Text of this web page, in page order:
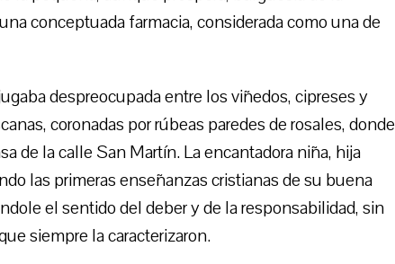
conceptuada farmacia, considerada como una de
despreocupada entre los viñedos, cipreses y
coronadas por rúbeas paredes de rosales, donde
de la calle San Martín. La encantadora niña, hija
las primeras enseñanzas cristianas de su buena
el sentido del deber y de la responsabilidad, sin
siempre la caracterizaron.